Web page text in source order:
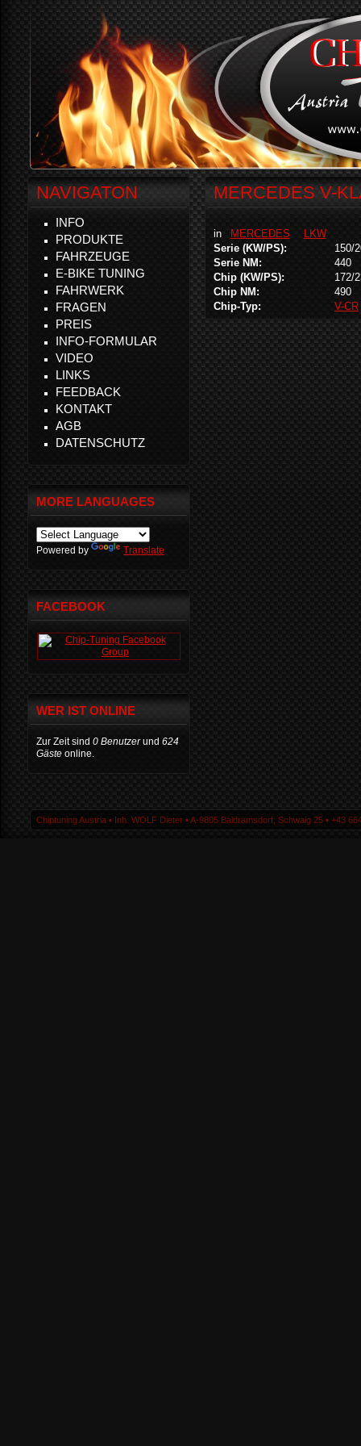
MERCEDES V-
in MERCEDES
LKW
Serie (KW/PS):
150/
Serie NM:
440
Chip (KW/PS):
172/
Chip NM:
490
Chip-Typ:
V-CR
NAVIGATON
INFO
PRODUKTE
FAHRZEUGE
E-BIKE TUNING
FAHRWERK
FRAGEN
PREIS
INFO-FORMULAR
VIDEO
LINKS
FEEDBACK
KONTAKT
AGB
DATENSCHUTZ
MORE LANGUAGES
Powered by Translate
FACEBOOK
WER IST ONLINE
Zur Zeit sind 0 Benutzerund 624
Gäste online.
Chiptuning Austria ▪ Inh. WOLF Dieter ▪ A-9805 Baldramsdorf, Schwaig 25 ▪ +43